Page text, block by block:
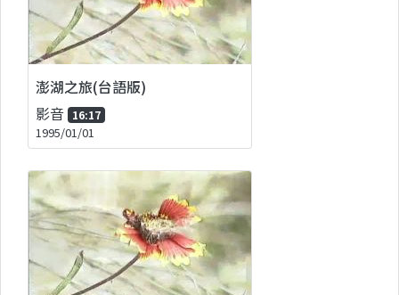
澎湖之旅(台語版)
影音 16:17
1995/01/01